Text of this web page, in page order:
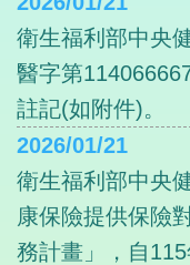
衛生福利部中央
醫字第
註記(如附件)。
2026/01/21
衛生福利部中央
康保險提供保險
務計畫」，自115